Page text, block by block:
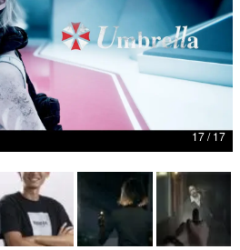
た日本語
技」「ラスボス」… ゲームにまつわる言葉
変遷を、コンピューター文化史研究家・タ
調査。
17 / 17